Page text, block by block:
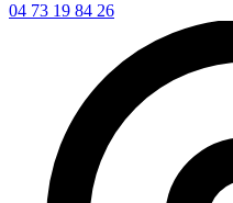
04 73 19 84 26